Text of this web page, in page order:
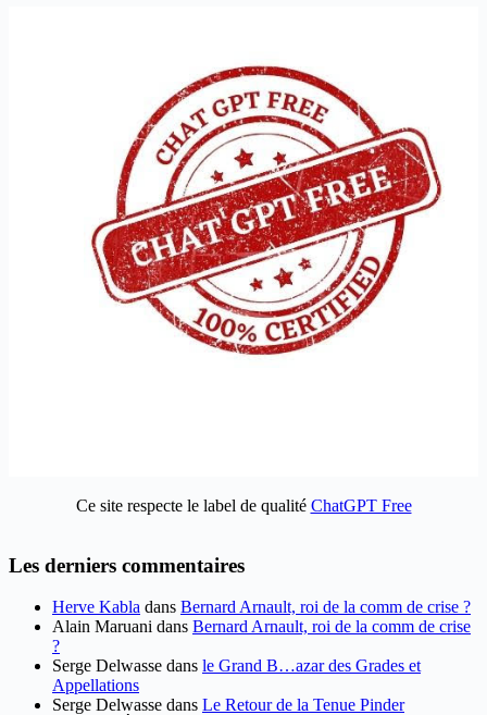
Ce site respecte le label de qualité ChatGPT Free
Les derniers commentaires
Herve Kabla dans Bernard Arnault, roi de la comm de crise ?
Alain Maruani dans Bernard Arnault, roi de la comm de crise
?
Serge Delwasse dans le Grand B…azar des Grades et
Appellations
Serge Delwasse dans Le Retour de la Tenue Pinder